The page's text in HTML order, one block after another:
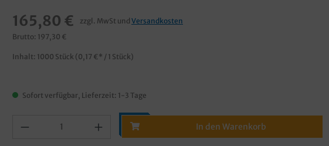
165,80 € zzgl. MwSt und Versandkosten
Brutto: 197,30 €
Inhalt: 1000 Stück (0,17 €* / 1 Stück)
Sofort verfügbar, Lieferzeit: 1-3 Tage
In den Warenkorb